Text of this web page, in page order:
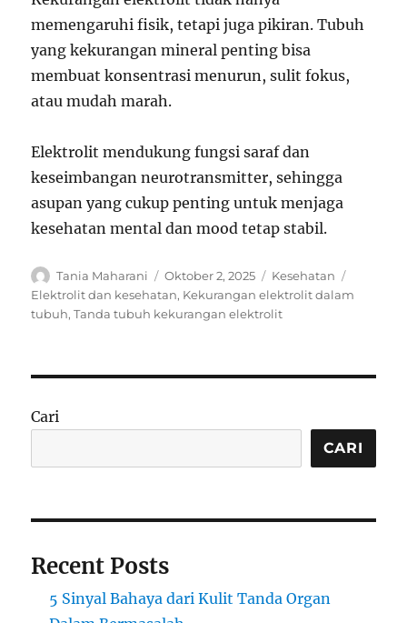
memengaruhi fisik, tetapi juga pikiran. Tubuh
yang kekurangan mineral penting bisa
membuat konsentrasi menurun, sulit fokus,
atau mudah marah.
Elektrolit mendukung fungsi saraf dan
keseimbangan neurotransmitter, sehingga
asupan yang cukup penting untuk menjaga
kesehatan mental dan mood tetap stabil.
Author
Tania Maharani
Posted
on
Oktober 2, 2025 Categories
Kesehatan
Elektrolit dan kesehatan, Kekurangan elektrolit dalam
tubuh,Tanda tubuh kekurangan elektrolit
Cari
CARI
Recent Posts
5 Sinyal Bahaya dari Kulit Tanda Organ